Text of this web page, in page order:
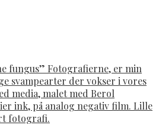
fungus” Fotografierne, er min
svampearter der vokser i vores
media, malet med Berol
ink, på analog negativ film. Lille
fotografi.